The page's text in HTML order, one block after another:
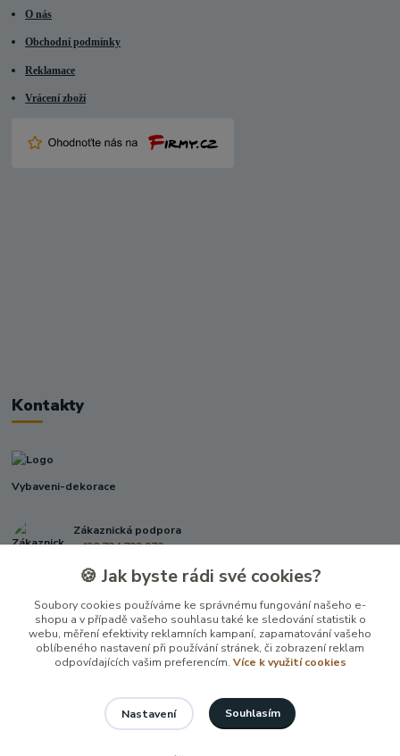
O nás
Obchodní podmínky
Reklamace
Vrácení zboží
Kontakty
Vybaveni-dekorace
Zákaznická podpora
+420 724 722 973
info@vybaveni-dekorace.cz
Vytvořeno na Eshop-rychle.cz
🍪 Jak byste rádi své cookies?
Soubory cookies používáme ke správnému fungování našeho e-
shopu a v případě vašeho souhlasu také ke sledování statistik o
webu, měření efektivity reklamních kampaní, zapamatování vašeho
oblíbeného nastavení při používání stránek, či zobrazení reklam
odpovídajících vašim preferencím. Více k využití cookies
Nastavení Souhlasím